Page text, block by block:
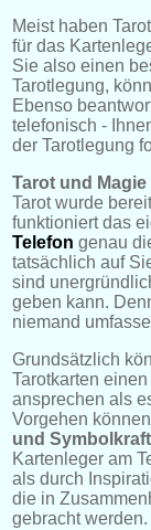
Meist haben
für das
Sie also einen
Tarotlegung,
Ebenso
telefonisch -
der Tarotlegung
Tarot und Magie
Tarot wurde
funktioniert das
Telefon genau
tatsächlich auf
sind
geben kann.
niemand
Grundsätzlich
Tarotkarten
ansprechen als
Vorgehen
und Symbolkraft
Kartenleger am
als durch
die in
gebracht werden.